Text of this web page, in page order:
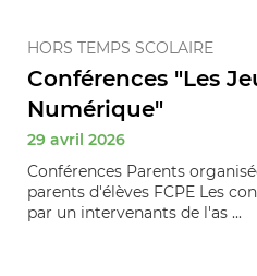
HORS TEMPS SCOLAIRE
Conférences "Les
Numérique"
29 avril 2026
Conférences Parents
parents d'élèves FCPE Les
par un intervenants de l'as ...